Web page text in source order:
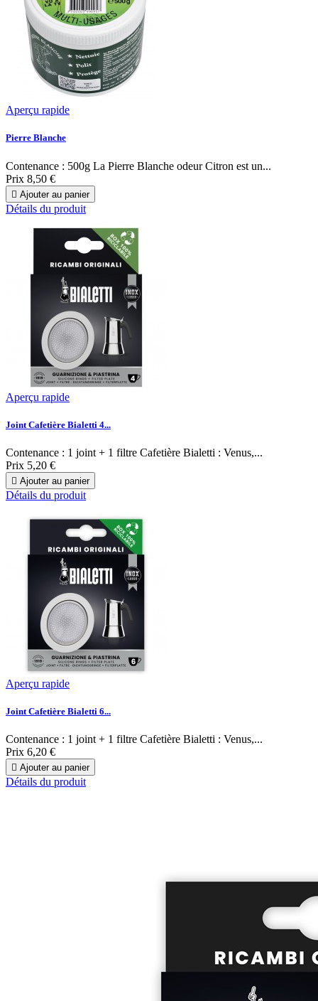
Aperçu rapide
Pierre Blanche
Contenance : 500g La Pierre Blanche odeur Citron est un...
Prix 8,50 €
 Ajouter au panier
Détails du produit
Aperçu rapide
Joint Cafetière Bialetti 4...
Contenance : 1 joint + 1 filtre Cafetière Bialetti : Venus,...
Prix 5,20 €
 Ajouter au panier
Détails du produit
Aperçu rapide
Joint Cafetière Bialetti 6...
Contenance : 1 joint + 1 filtre Cafetière Bialetti : Venus,...
Prix 6,20 €
 Ajouter au panier
Détails du produit